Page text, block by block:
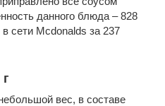
данного блюда – 828
сети Mcdonalds за 237
вес, в составе